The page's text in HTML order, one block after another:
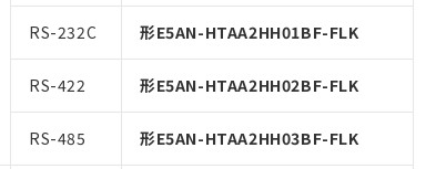
RS-232C 形E5AN-HTAA2HH01BF-FLK
RS-422 形E5AN-HTAA2HH02BF-FLK
RS-485 形E5AN-HTAA2HH03BF-FLK